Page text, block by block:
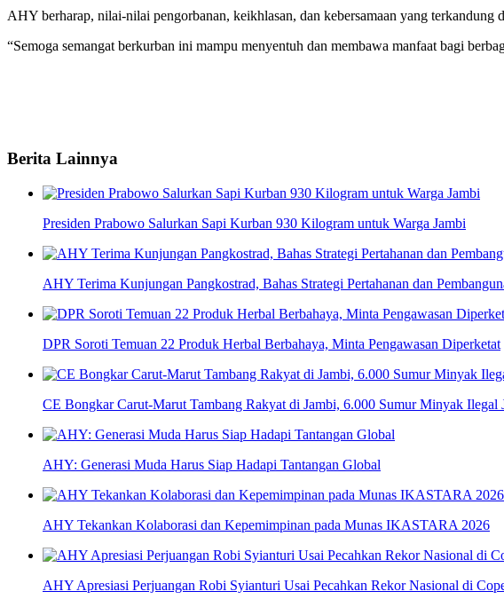
AHY berharap, nilai-nilai pengorbanan, keikhlasan, dan kebersamaan yang terkandung
“Semoga semangat berkurban ini mampu menyentuh dan membawa manfaat bagi
Berita Lainnya
Presiden Prabowo Salurkan Sapi Kurban 930 Kilogram untuk Warga Jambi
AHY Terima Kunjungan Pangkostrad, Bahas Strategi Pertahanan dan
DPR Soroti Temuan 22 Produk Herbal Berbahaya, Minta Pengawasan Diperketat
CE Bongkar Carut-Marut Tambang Rakyat di Jambi, 6.000 Sumur Minyak Ilegal
AHY: Generasi Muda Harus Siap Hadapi Tantangan Global
AHY Tekankan Kolaborasi dan Kepemimpinan pada Munas IKASTARA 2026
AHY Apresiasi Perjuangan Robi Syianturi Usai Pecahkan Rekor Nasional di